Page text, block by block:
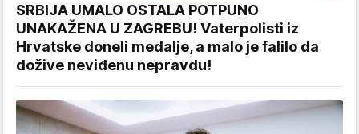
SRBIJA UMALO OSTALA POTPUNO
UNAKAŽENA U ZAGREBU! Vaterpolisti iz
Hrvatske doneli medalje, a malo je falilo da
dožive neviđenu nepravdu!